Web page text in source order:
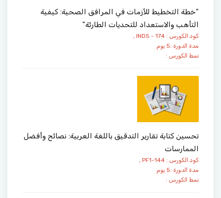
"خطة التخطيط للأزمات في المرافق الصحية: كيفية
التأهب والاستعداد للتحديات الطارئة"
كود الكورس : IND5 - 174 ,
مدة الدورة :5 يوم
نمط الكورس :
تحسين كتابة تقارير التدقيق باللغة العربية: نصائح وأفضل
الممارسات
كود الكورس : PF1-144 ,
مدة الدورة :5 يوم
نمط الكورس :